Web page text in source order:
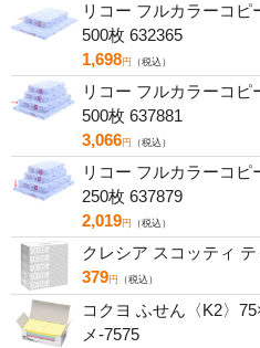
リコー フルカラーコピ
500枚 632365
1,698円 （税込）
リコー フルカラーコピ
500枚 637881
3,066円 （税込）
リコー フルカラーコピ
250枚 637879
2,019円 （税込）
クレシア スコッティ
379円 （税込）
コクヨ ふせん〈K2〉
メ-7575